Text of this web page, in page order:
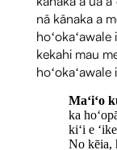
nā kānaka a
kekahi mau
Maʻiʻo
ka
kiʻi e
No kēia,